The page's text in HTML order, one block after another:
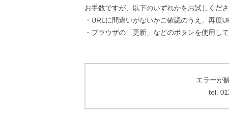
お手数ですが、以下のいずれかをお試しくださ
・URLに間違いがないかご確認のうえ、再度
・ブラウザの「更新」などのボタンを使用し
エラーが
tel.